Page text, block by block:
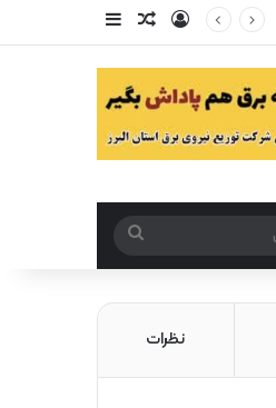
ورود مقاله تصادفی
برای
نظرات